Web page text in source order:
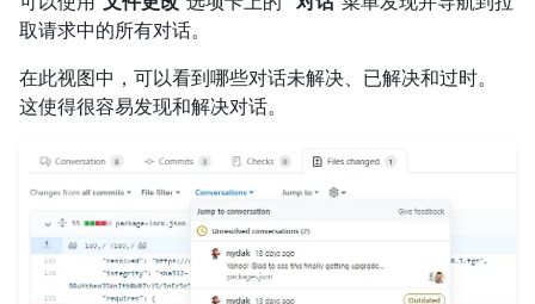
取请求中的所有对话。
在此视图中，可以看到哪些对话未解决、已解决和过时。
这使得很容易发现和解决对话。